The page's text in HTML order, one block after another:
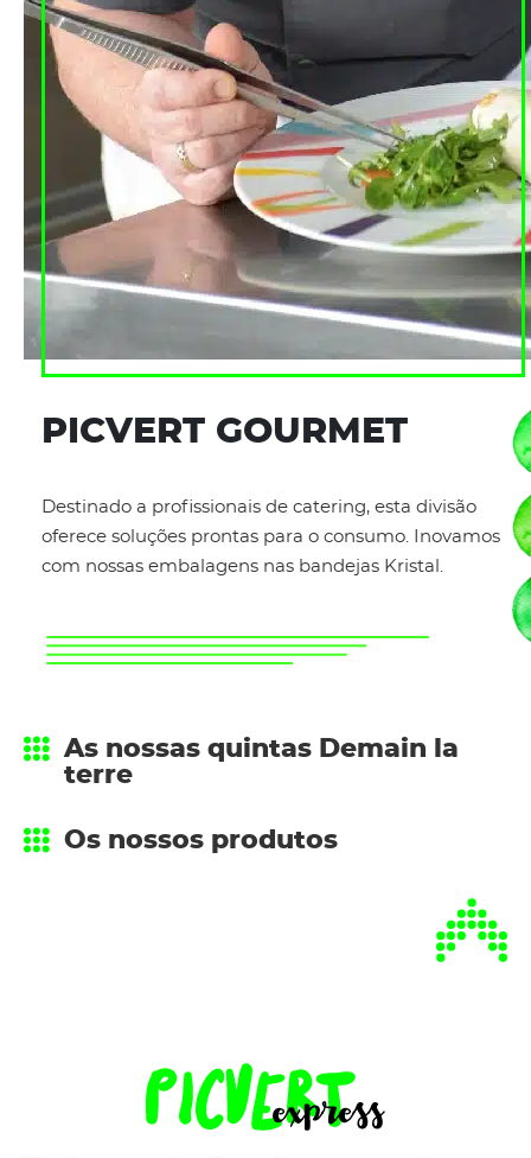
PICVERT GOURMET
Destinado a profissionais de catering, esta divisão
oferece soluções prontas para o consumo. Inovamos
com nossas embalagens nas bandejas Kristal.
As nossas quintas Demain la
terre
Os nossos produtos